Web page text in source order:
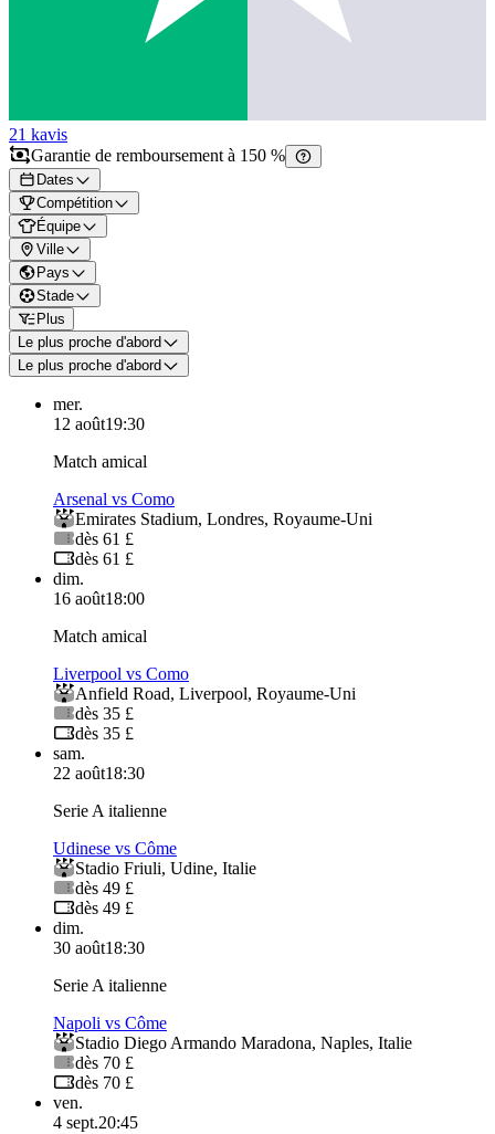
21 kavis
Garantie de remboursement à 150 %
Dates
Compétition
Équipe
Ville
Pays
Stade
Plus
Le plus proche d'abord
Le plus proche d'abord
mer.
12 août19:30
Match amical
Arsenal vs Como
Emirates Stadium, Londres, Royaume-Uni
dès 61 £
dès 61 £
dim.
16 août18:00
Match amical
Liverpool vs Como
Anfield Road, Liverpool, Royaume-Uni
dès 35 £
dès 35 £
sam.
22 août18:30
Serie A italienne
Udinese vs Côme
Stadio Friuli, Udine, Italie
dès 49 £
dès 49 £
dim.
30 août18:30
Serie A italienne
Napoli vs Côme
Stadio Diego Armando Maradona, Naples, Italie
dès 70 £
dès 70 £
ven.
4 sept.20:45